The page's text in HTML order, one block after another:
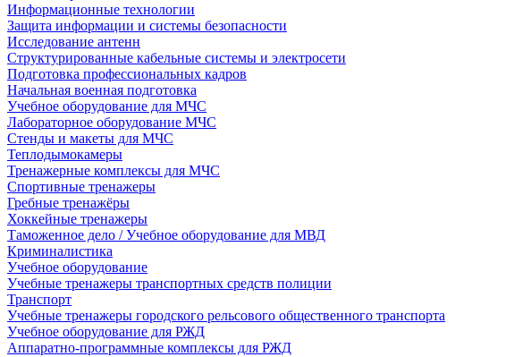
Информационные технологии
Защита информации и системы безопасности
Исследование антенн
Структурированные кабельные системы и электросети
Подготовка профессиональных кадров
Начальная военная подготовка
Учебное оборудование для МЧС
Лабораторное оборудование МЧС
Стенды и макеты для МЧС
Теплодымокамеры
Тренажерные комплексы для МЧС
Спортивные тренажеры
Гребные тренажёры
Хоккейные тренажеры
Таможенное дело / Учебное оборудование для МВД
Криминалистика
Учебное оборудование
Учебные тренажеры транспортных средств полиции
Транспорт
Учебные тренажеры городского рельсового общественного транспорта
Учебное оборудование для РЖД
Аппаратно-программные комплексы для РЖД